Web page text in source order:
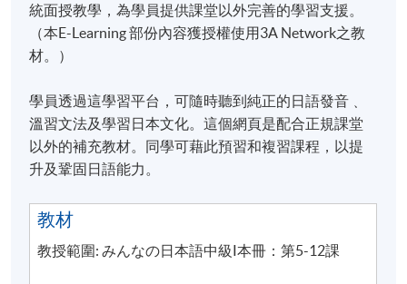
統面授教學，為學員提供課堂以外完善的學習支援。
（本E-Learning 部份內容獲授權使用3A Network之教
材。）
學員透過這學習平台，可隨時聽到純正的日語發音﹑
溫習文法及學習日本文化。這個網頁是配合正規課堂
以外的補充教材。同學可藉此預習和複習課程，以提
升及鞏固日語能力。
教材
教授範圍:みんなの日本語中級Ⅰ本冊：第5-12課